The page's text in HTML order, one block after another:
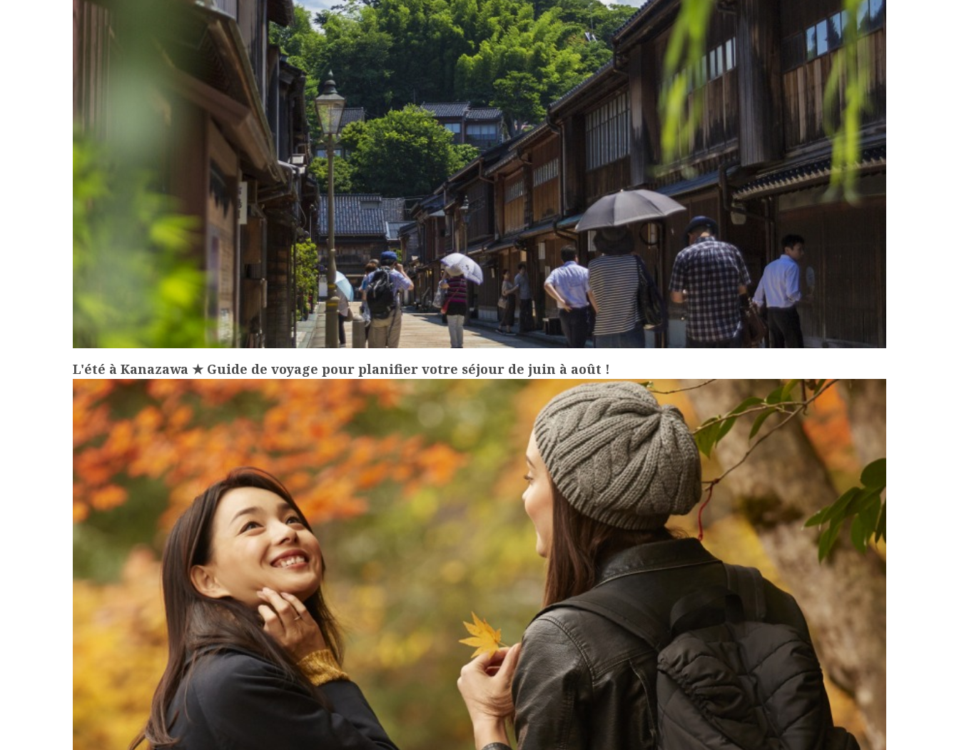
L'été à Kanazawa ★ Guide de voyage pour planifier votre séjour de juin à août !
more